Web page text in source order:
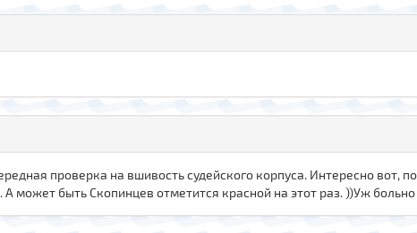
проверка на вшивость судейского корпуса. Интересно вот,
может быть Скопинцев отметится красной на этот раз. ))Уж больно